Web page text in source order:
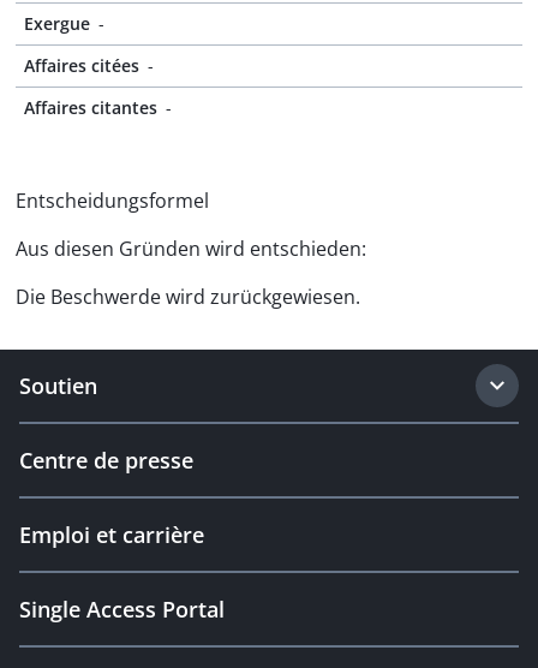
Exergue -
Affaires citées -
Affaires citantes -
Entscheidungsformel
Aus diesen Gründen wird entschieden:
Die Beschwerde wird zurückgewiesen.
Soutien
Centre de presse
Emploi et carrière
Single Access Portal